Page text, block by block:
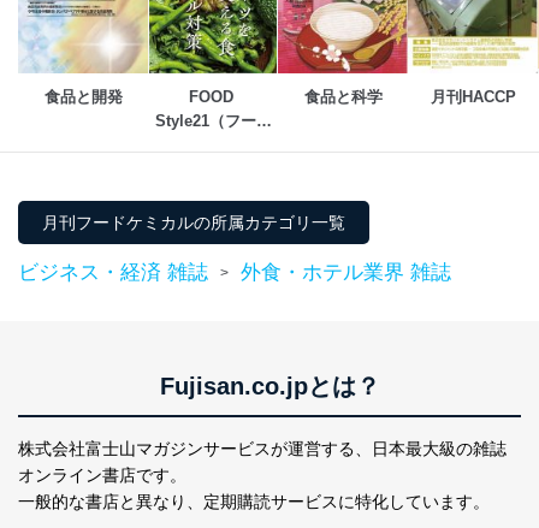
貴殿の個人情報及び当社の個人情報保護マネジメントシ
ステムに関するご相談及び苦情については以下までご連
絡ください。
適切、かつ迅速に対応させていただきます。
FAX：03-5459-7073
改訂：2025年2月20日
個人情報の取扱いについて
当社は以下の個人情報保護管理者を設置し、個人情報保
護管理者の責任のもと、個人情報を取得・アクセス・利
用・提供・管理いたします。
食品と開発
FOOD
Style21（フード
食品と科学 月刊HACCP
月刊フードケミカルの所属カテゴリ一覧
ビジネス・経済 雑誌 > 外食・ホテル業界 雑誌
Fujisan.co.jpとは？
株式会社富士山マガジンサービスが運営する、
日本最大級の雑誌
オンライン書店です。
一般的な書店と異なり、 定期購読サービスに特化しています。